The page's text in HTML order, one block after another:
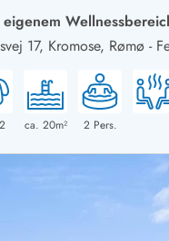
mit Pool
Luxus
17, Kromose, Rømø -
ca. 20m² 2Pers.